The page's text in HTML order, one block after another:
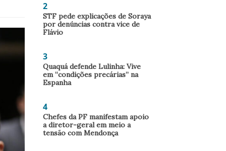
2
STF pede explicações de Soraya
por denúncias contra vice de
Flávio
3
Quaquá defende Lulinha: Vive
em “condições precárias” na
Espanha
4
Chefes da PF manifestam apoio
a diretor-geral em meio a
tensão com Mendonça